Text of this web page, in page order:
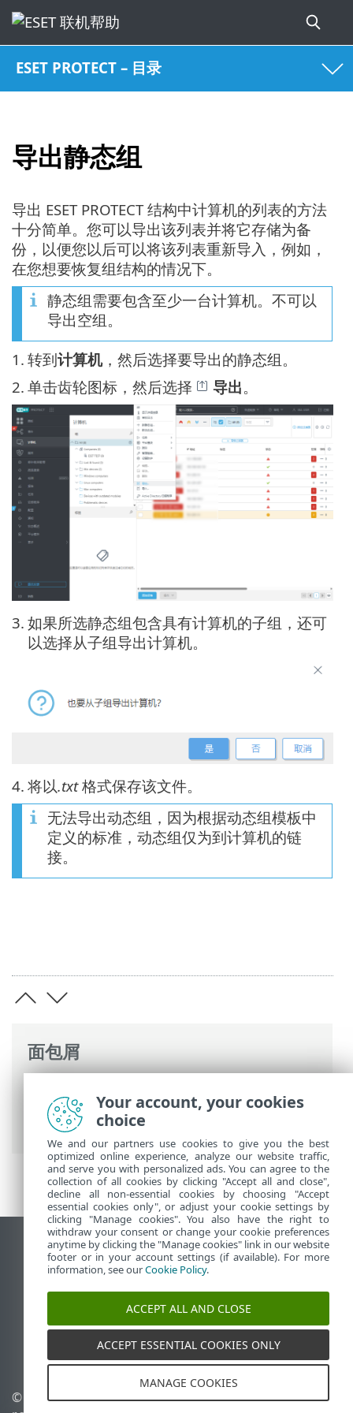
ESET PROTECT – 目录
导出静态组
面包屑
ESET PROTECT>ESET PROTECT 主菜单>
计算机> 组>静态组
导出 ESET PROTECT 结构中计算机的列表的方法
十分简单。您可以导出该列表并将它存储为备
份，以便您以后可以将该列表重新导入，例如，
在您想要恢复组结构的情况下。
静态组需要包含至少一台计算机。不可以
导出空组。
1. 转到计算机，然后选择要导出的静态组。
2. 单击齿轮图标，然后选择 导出。
3. 如果所选静态组包含具有计算机的子组，还可
以选择从子组导出计算机。
4. 将以.txt格式保存该文件。
无法导出动态组，因为根据动态组模板中
定义的标准，动态组仅为到计算机的链
接。
查看桌面站点
End of Life
ESET 知识库
ESET Status Portal
区域支持
© 1992 - 2026 ESET, spol. s
管理 Cookie
Your account, your cookies
choice
We and our partners use cookies to give you the best
optimized online experience, analyze our website traffic,
and serve you with personalized ads. You can agree to the
collection of all cookies by clicking "Accept all and close",
decline all non-essential cookies by choosing "Accept
essential cookies only", or adjust your cookie settings by
clicking "Manage cookies". You also have the right to
withdraw your consent or change your cookie preferences
anytime by clicking the "Manage cookies" link in our website
footer or in your account settings (if available). For more
information, see ourCookie Policy.
ACCEPT ALL AND CLOSE
ACCEPT ESSENTIAL COOKIES ONLY
MANAGE COOKIES